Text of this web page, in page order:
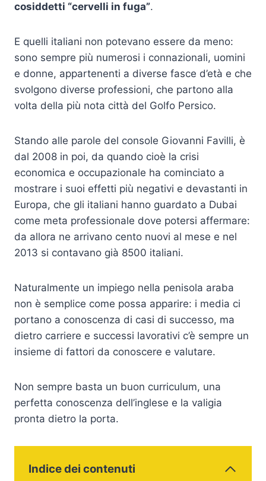
cosiddetti “cervelli in fuga”.
E quelli italiani non potevano essere da meno:
sono sempre più numerosi i connazionali, uomini
e donne, appartenenti a diverse fasce d’età e che
svolgono diverse professioni, che partono alla
volta della più nota città del Golfo Persico.
Stando alle parole del console Giovanni Favilli, è
dal 2008 in poi, da quando cioè la crisi
economica e occupazionale ha cominciato a
mostrare i suoi effetti più negativi e devastanti in
Europa, che gli italiani hanno guardato a Dubai
come meta professionale dove potersi affermare:
da allora ne arrivano cento nuovi al mese e nel
2013 si contavano già 8500 italiani.
Naturalmente un impiego nella penisola araba
non è semplice come possa apparire: i media ci
portano a conoscenza di casi di successo, ma
dietro carriere e successi lavorativi c’è sempre un
insieme di fattori da conoscere e valutare.
Non sempre basta un buon curriculum, una
perfetta conoscenza dell’inglese e la valigia
pronta dietro la porta.
Indice dei contenuti